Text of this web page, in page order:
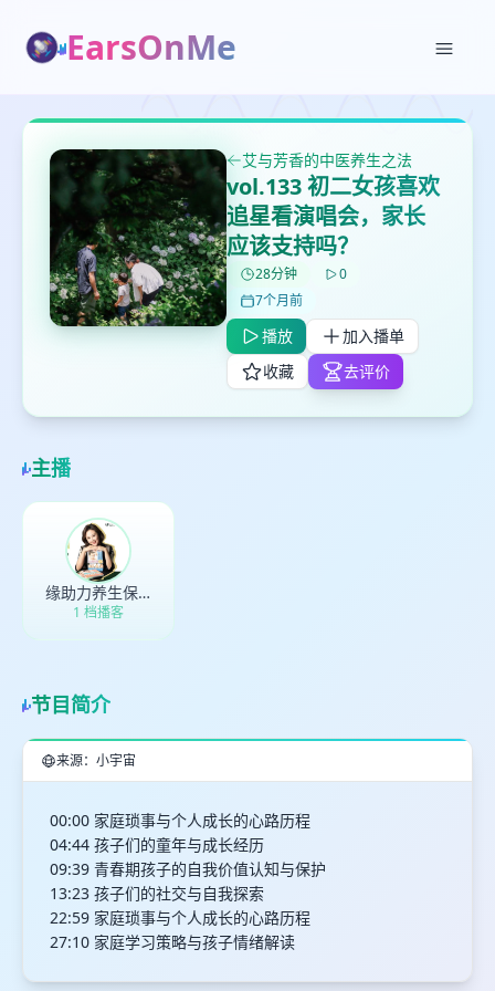
EarsOnMe
艾与芳香的中医养生之法
vol.133 初二女孩喜欢
追星看演唱会，家长
应该支持吗？
28分钟
0
7个月前
播放
加入播单
收藏
去评价
主播
缘助力养生保养
1 档播客
节目简介
来源：小宇宙
00:00 家庭琐事与个人成长的心路历程
04:44 孩子们的童年与成长经历
09:39 青春期孩子的自我价值认知与保护
13:23 孩子们的社交与自我探索
22:59 家庭琐事与个人成长的心路历程
27:10 家庭学习策略与孩子情绪解读
鼠标下留人
留
取消 确定
删除确认
取消 确认删除
加入播单
创建